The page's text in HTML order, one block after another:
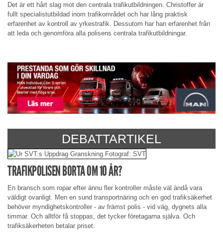
Det är ett hårt slag mot den centrala trafikutbildningen. Christoffer är
fullt specialistutbildad inom trafikområdet och har lång praktisk
erfarenhet av kontroll av yrkestrafik. Dessutom har han erfarenhet från
att leda och genomföra alla polisens centrala trafikutbildningar.
DEBATTARTIKEL
TRAFIKPOLISEN BORTA OM 10 ÅR?
En bransch som ropar efter ännu fler kontroller måste väl ändå vara
väldigt ovanligt. Men en sund transportnäring och en god trafiksäkerhet
behöver myndighetskontroller - av främst polis - vid väg, dygnets alla
timmar. Och alltför få stoppas, det tycker företagarna själva. Och
trafiksäkerheten betalar priset.